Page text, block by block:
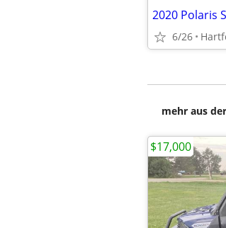
2020 Polaris
6/26
mehr aus
$17,000